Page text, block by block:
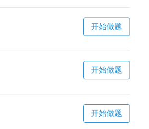
开始做题
开始做题
开始做题